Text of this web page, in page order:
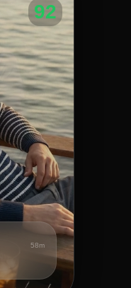
92
58m